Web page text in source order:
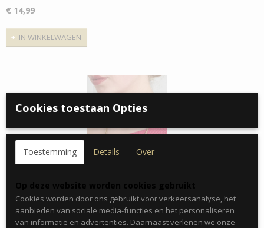
€ 14,99
IN WINKELWAGEN
Gedraaide ketting lang 60cm - goud-4.0MM
Mooie eenvoud deze minimalistic ketting! Kleur :…
Cookies toestaan Opties
Toestemming Details Over
Cookies worden door ons gebruikt voor verkeersanalyse, het
aanbieden van sociale media-functies en het personaliseren
van informatie en advertenties. Daarnaast verlenen we onze